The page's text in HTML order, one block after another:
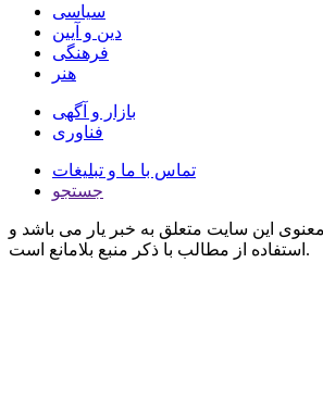
سیاسی
دین و آیین
فرهنگی
هنر
بازار و آگهی
فناوری
تماس با ما و تبلیغات
جستجو
این سایت متعلق به خبر یار می باشد و
استفاده از مطالب با ذکر منبع بلامانع است.